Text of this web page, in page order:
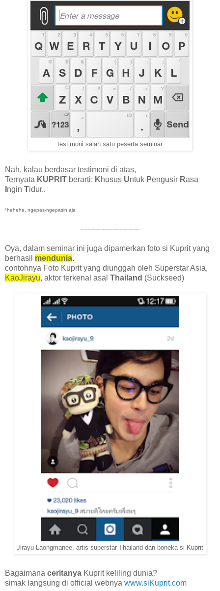
testimoni salah satu peserta seminar
Nah, kalau berdasar testimoni di atas,
Ternyata KUPRIT berarti: Khusus Untuk Pengusir Rasa
ngin Tidur..
*hehehe, ngepas-ngepasin aja
------------------------
Oya, dalam seminar ini juga dipamerkan foto si Kuprit yang
berhasil mendunia.
contohnya Foto Kuprit yang diunggah oleh Superstar Asia,
KaoJirayu, aktor terkenal asal Thailand (Suckseed)
Jirayu Laongmanee, artis superstar Thailand dan boneka si Kuprit
Bagaimana ceritanya Kuprit keliling dunia?
simak langsung di official webnya www.siKuprit.com